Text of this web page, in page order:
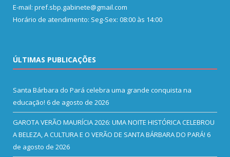
E-mail: pref.sbp.gabinete@gmail.com
Horário de atendimento: Seg-Sex: 08:00 às 14:00
ÚLTIMAS PUBLICAÇÕES
Santa Bárbara do Pará celebra uma grande conquista na
educação! 6 de agosto de 2026
GAROTA VERÃO MAURÍCIA 2026: UMA NOITE HISTÓRICA CELEBROU
A BELEZA, A CULTURA E O VERÃO DE SANTA BÁRBARA DO PARÁ! 6
de agosto de 2026